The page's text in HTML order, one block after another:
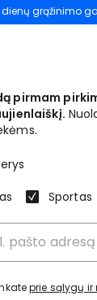
dienų grąžinimo
pirmam
Sportas
prie sąlygų ir